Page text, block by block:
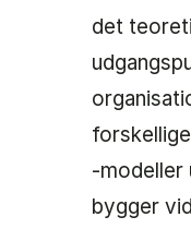
det
-modeller
bygger